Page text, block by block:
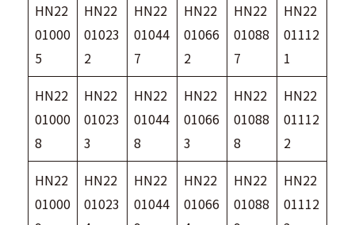
HN22
01000
5
HN22
01023
2
HN22
01044
7
HN22
01066
2
HN22
01088
7
HN22
01112
1
HN22
01000
8
HN22
01023
3
HN22
01044
8
HN22
01066
3
HN22
01088
8
HN22
01112
2
HN22
01000
HN22
01023
HN22
01044
HN22
01066
HN22
01088
HN22
01112